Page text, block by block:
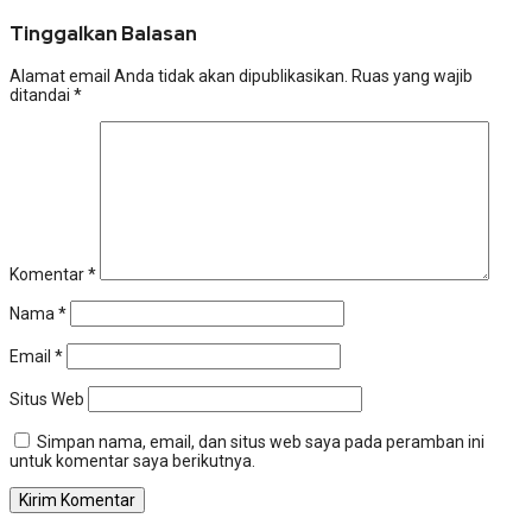
Tinggalkan Balasan
Alamat email Anda tidak akan dipublikasikan. Ruas yang wajib
ditandai *
Komentar*
Nama *
Email *
Situs Web
Simpan nama, email, dan situs web saya pada peramban ini
untuk komentar saya berikutnya.